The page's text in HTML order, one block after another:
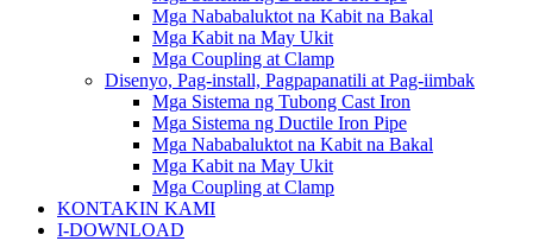
Mga Nababaluktot na Kabit na Bakal
Mga Kabit na May Ukit
Mga Coupling at Clamp
Disenyo, Pag-install, Pagpapanatili at Pag-iimbak
Mga Sistema ng Tubong Cast Iron
Mga Sistema ng Ductile Iron Pipe
Mga Nababaluktot na Kabit na Bakal
Mga Kabit na May Ukit
Mga Coupling at Clamp
KONTAKIN KAMI
I-DOWNLOAD